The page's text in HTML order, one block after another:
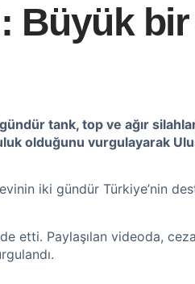
Büyük
tank, top ve ağır
olduğunu vurgulayarak
iki gündür Türkiye’nin
etti. Paylaşılan videoda,